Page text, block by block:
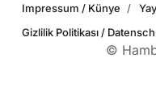
©
Impressum / Künye
Gizlilik Politikası /